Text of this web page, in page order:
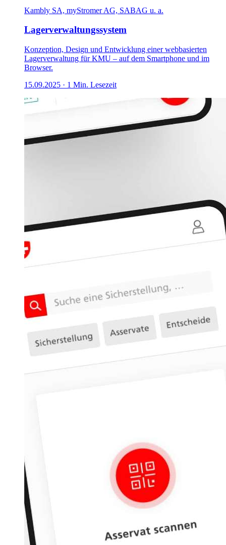
Kambly SA, myStromer AG, SABAG u. a.
Lagerverwaltungssystem
Konzeption, Design und Entwicklung einer webbasierten
Lagerverwaltung für KMU – auf dem Smartphone und im
Browser.
15.09.2025 · 1 Min. Lesezeit